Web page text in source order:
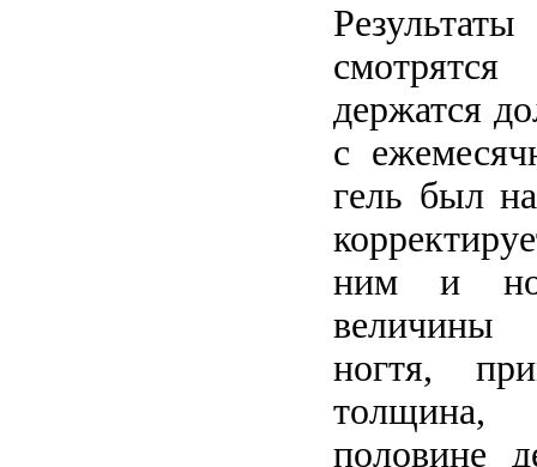
держатся
с
гель был
ним и
величины
ногтя,
половине